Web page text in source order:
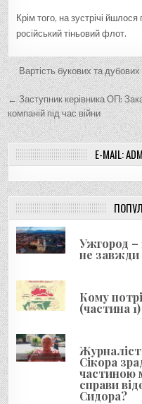
Крім того, на зустрічі
російський тіньовий флот.
Н
а
в
і
г
а
ц
і
я
з
а
п
и
с
і
в
Вартість букових та
← Заступник керівника ОП:
компаній під час війни
E-MAIL:
Ужгород –
не завжди
Кому
(частина 1)
Сікора
частиною
справи
Сидора?